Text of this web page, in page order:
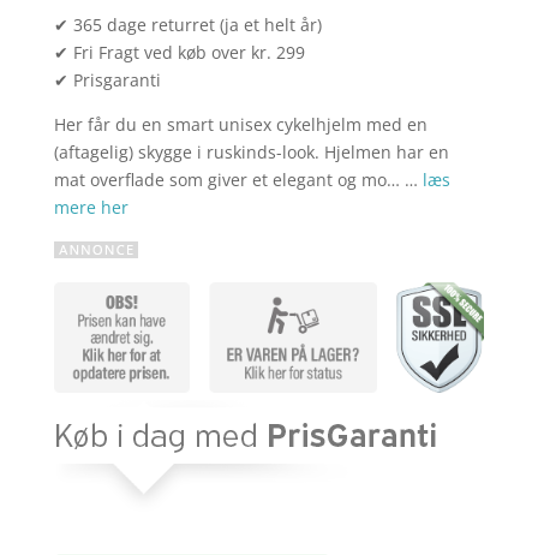
✔ 365 dage returret (ja et helt år)
✔ Fri Fragt ved køb over kr. 299
✔ Prisgaranti
Her får du en smart unisex cykelhjelm med en
(aftagelig) skygge i ruskinds-look. Hjelmen har en
mat overflade som giver et elegant og mo… … læs
mere her